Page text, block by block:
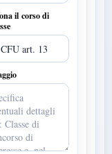
il corso di